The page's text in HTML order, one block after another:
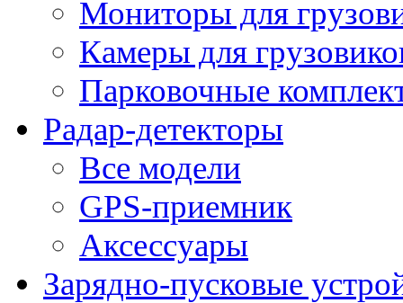
Мониторы для
Камеры для
Парковочные
Радар-детекторы
Все модели
GPS-приемник
Аксессуары
Зарядно-пусковые